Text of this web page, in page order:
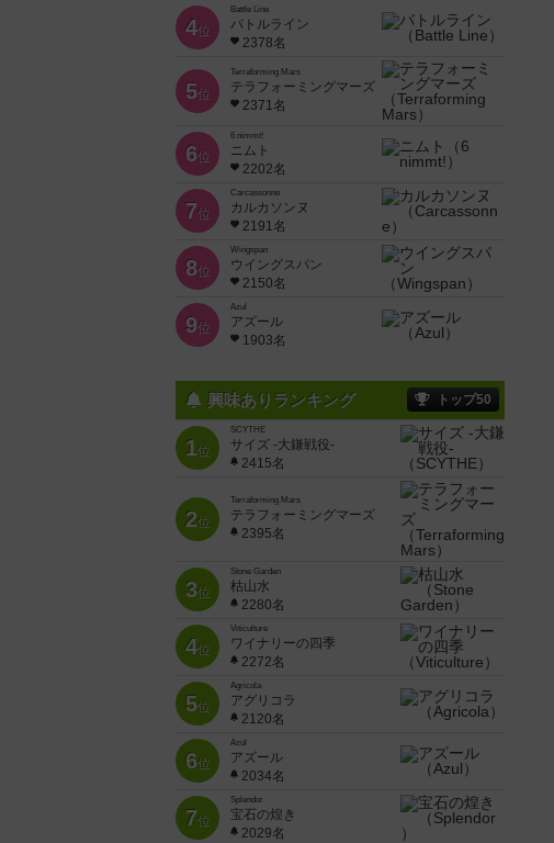
4位
Battle Line
バトルライン
2378名
5位
Terraforming Mars
テラフォーミングマーズ
2371名
6位
6 nimmt!
ニムト
2202名
7位
Carcassonne
カルカソンヌ
2191名
8位
Wingspan
ウイングスパン
2150名
9位
Azul
アズール
1903名
興味ありランキング トップ50
1位
SCYTHE
サイズ -大鎌戦役-
2415名
2位
Terraforming Mars
テラフォーミングマーズ
2395名
3位
Stone Garden
枯山水
2280名
4位
Viticulture
ワイナリーの四季
2272名
5位
Agricola
アグリコラ
2120名
6位
Azul
アズール
2034名
7位
Splendor
宝石の煌き
2029名